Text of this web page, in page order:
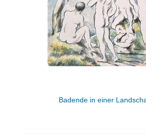
Badende in einer